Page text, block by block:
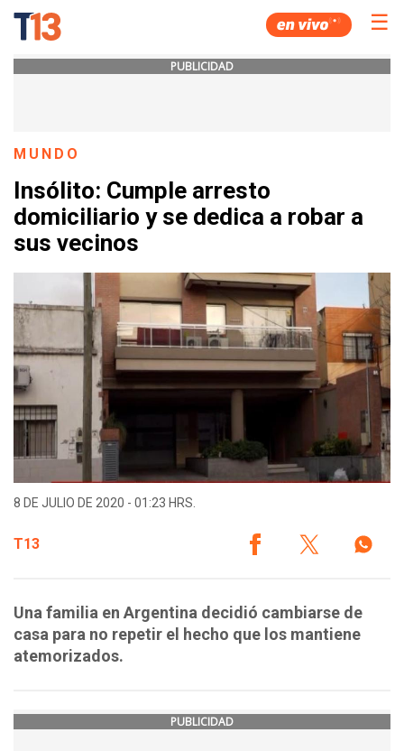
☰
PUBLICIDAD
MUNDO
Insólito: Cumple arresto
domiciliario y se dedica a robar a
sus vecinos
8 DE JULIO DE 2020 - 01:23 HRS.
T13
Una familia en Argentina decidió cambiarse de
casa para no repetir el hecho que los mantiene
atemorizados.
PUBLICIDAD